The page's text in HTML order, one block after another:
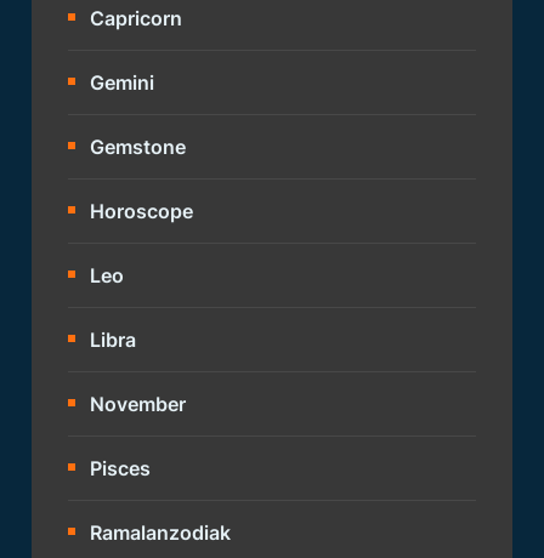
Capricorn
Gemini
Gemstone
Horoscope
Leo
Libra
November
Pisces
Ramalanzodiak